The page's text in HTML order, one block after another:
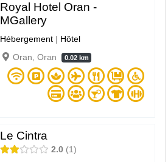
Royal Hotel Oran -
MGallery
Hébergement | Hôtel
Oran, Oran
0.02 km
Le Cintra
2.0
1